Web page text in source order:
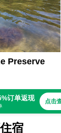
Preserve
宿
订单返现 点击